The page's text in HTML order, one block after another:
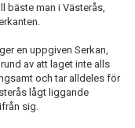
bäste man i Västerås,
en uppgiven Serkan,
av att laget inte alls
och tar alldeles för
lågt liggande
sig.